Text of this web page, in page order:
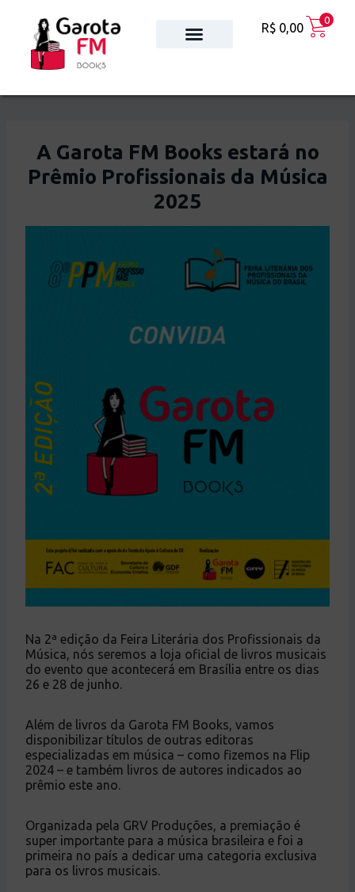
R$ 0,00
0
A Garota FM Books estará no
Prêmio Profissionais da Música
2025
Na 2ª edição da Feira Literária dos Profissionais da
Música, nós seremos a loja oficial de livros musicais
do evento que acontecerá em Brasília entre os dias
26 e 28 de junho.
Além de livros da Garota FM Books, vamos
disponibilizar títulos de outras editoras
especializadas em música – como fizemos na Flip
2024 – e também livros de autores indicados ao
prêmio este ano.
Organizada pela GRV Produções, a premiação é
super importante para a música brasileira e foi a
primeira no país a dedicar uma categoria exclusiva
para os livros musicais.